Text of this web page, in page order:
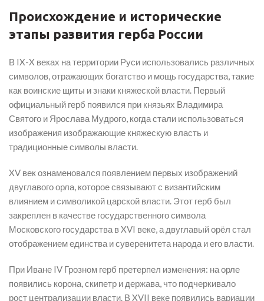
Происхождение и исторические
этапы развития герба России
В IX-X веках на территории Руси использовались различных
символов, отражающих богатство и мощь государства, такие
как воинские щиты и знаки княжеской власти. Первый
официальный герб появился при князьях Владимира
Святого и Ярослава Мудрого, когда стали использоваться
изображения изображающие княжескую власть и
традиционные символы власти.
XV век ознаменовался появлением первых изображений
двуглавого орла, которое связывают с византийским
влиянием и символикой царской власти. Этот герб был
закреплен в качестве государственного символа
Московского государства в XVI веке, а двуглавый орёл стал
отображением единства и суверенитета народа и его власти.
При Иване IV Грозном герб претерпел изменения: на орле
появились корона, скипетр и держава, что подчеркивало
рост централизации власти. В XVII веке появились вариации